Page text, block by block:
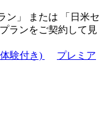
ン 」 または 「 日米セ
ランをご契約して見
験付き)
プレミア